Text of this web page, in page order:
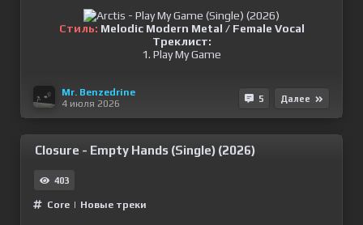
Стиль: Melodic Modern Metal / Female Vocal
Треклист:
1. Play My Game
Mr. Benzedrine
4 июля 2026
5 Далее
Closure - Empty Hands (Single) (2026)
403
Сore | Новые треки